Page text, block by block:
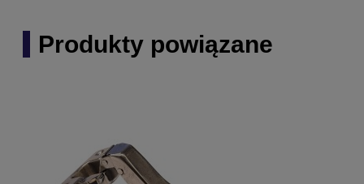
Produkty powiązane